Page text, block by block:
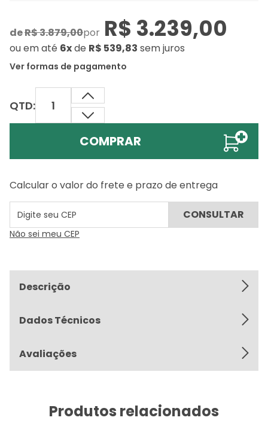
deR$ 3.879,00por R$ 3.239,00
ouem até 6xde R$ 539,83 sem juros
Ver formas de pagamento
QTD:
COMPRAR
Calcular o valor do frete e prazo de entrega
Não sei meu CEP
Descrição
Dados Técnicos
Avaliações
Produtos relacionados